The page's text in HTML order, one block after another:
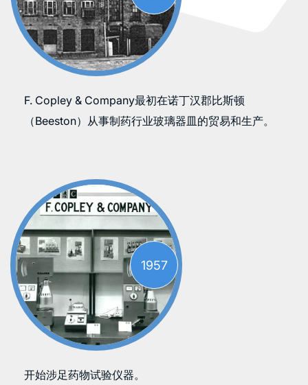
F. Copley & Company最初在诺丁汉郡比斯顿
（Beeston）从事制药行业玻璃器皿的贸易和生产。
1957
开始涉足药物试验仪器。